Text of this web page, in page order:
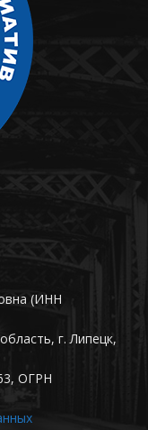
(ИНН
г. Липецк,
ОГРН